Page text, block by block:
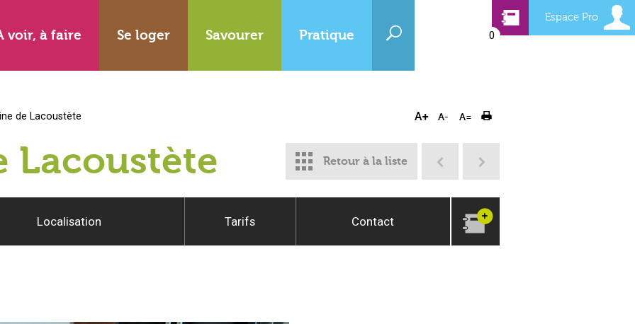
voir, à faire Se loger Savourer Pratique
Espace Pro
0
de Lacoustète
Retour à la liste
Lacoustète
Localisation Tarifs Contact